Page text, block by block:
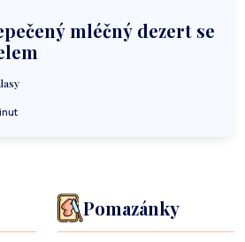
mléčný dezert se
Pomazánky